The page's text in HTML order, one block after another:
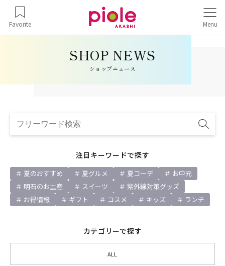
Favorite Menu
ショップニュース
注目キーワードで探す
夏のおすすめ 夏グルメ 夏コーデ
お中元
明石のお土産
スイーツ
紫外線対策グッズ
お得情報
ギフト コスメ キッズ ランチ
カテゴリーで探す
ALL